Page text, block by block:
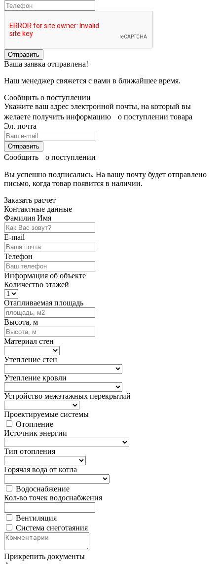
Отправить
Ваша заявка отправлена!
Наш менеджер свяжется с вами в ближайшее время.
Сообщить о поступлении
Укажите ваш адрес электронной почты, на который вы
желаете получить информацию о поступлении товара
Эл. почта
Отправить
Сообщить о поступлении
Вы успешно подписались. На вашу почту будет отправлено
письмо, когда товар появится в наличии.
Заказать расчет
Контактные данные
Фамилия Имя
E-mail
Телефон
Информация об объекте
Количество этажей
Отапливаемая площадь
Высота, м
Материал стен
Утепление стен
Утепление кровли
Устройство межэтажных перекрытий
Проектируемые системы
Отопление
Источник энергии
Тип отопления
Горячая вода от котла
Водоснабжение
Кол-во точек водоснабжения
Вентиляция
Система снеготаяния
Прикрепить документы